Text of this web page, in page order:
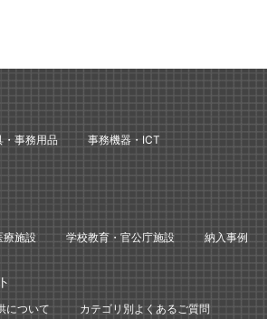
・事務用品
事務機器・ICT
療施設 学校教育・官公庁施設 納入事例
について
カテゴリ別よくあるご質問